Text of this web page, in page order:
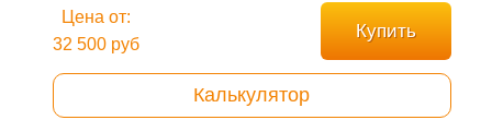
Цена от:
32 500 руб
Купить
Калькулятор